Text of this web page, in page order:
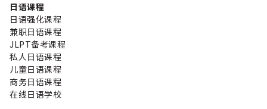
日语课程
日语强化课程
兼职日语课程
JLPT备考课程
私人日语课程
儿童日语课程
商务日语课程
在线日语学校